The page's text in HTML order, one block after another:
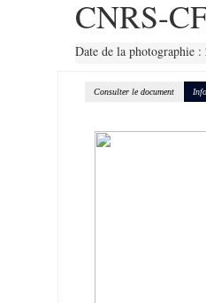
CNRS-
Date de la photographie :
Consulter le document